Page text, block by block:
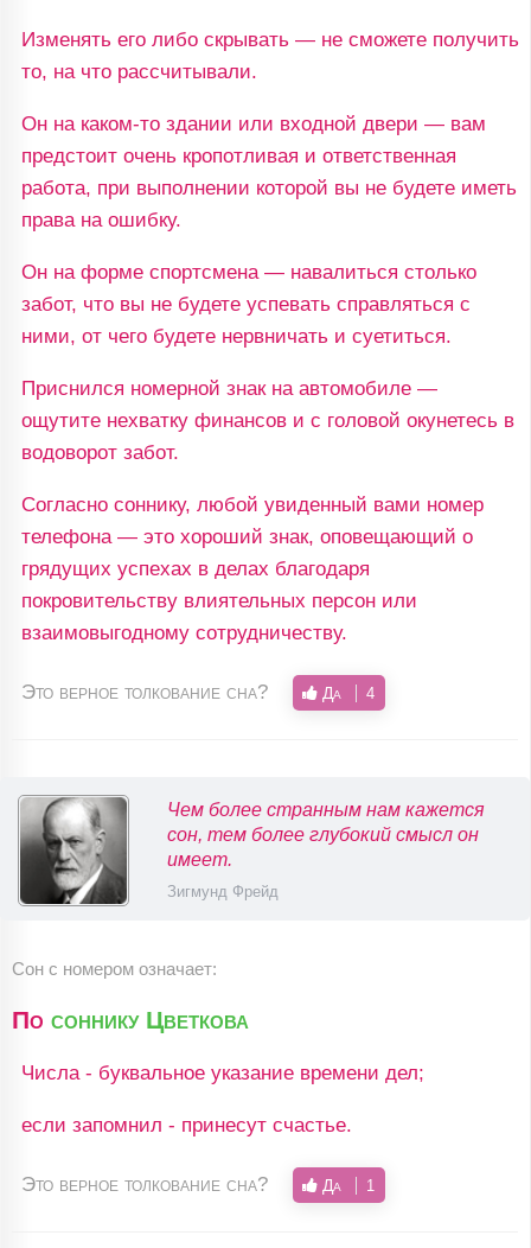
Изменять его либо скрывать — не сможете получить
то, на что рассчитывали.
Он на каком-то здании или входной двери — вам
предстоит очень кропотливая и ответственная
работа, при выполнении которой вы не будете иметь
права на ошибку.
Он на форме спортсмена — навалиться столько
забот, что вы не будете успевать справляться с
ними, от чего будете нервничать и суетиться.
Приснился номерной знак на автомобиле —
ощутите нехватку финансов и с головой окунетесь в
водоворот забот.
Согласно соннику, любой увиденный вами номер
телефона — это хороший знак, оповещающий о
грядущих успехах в делах благодаря
покровительству влиятельных персон или
взаимовыгодному сотрудничеству.
Это верное толкование сна? Да 4
Чем более странным нам кажется
сон, тем более глубокий смысл он
имеет.
Зигмунд Фрейд
Сон с номером означает:
По соннику Цветкова
Числа - буквальное указание времени дел;
если запомнил - принесут счастье.
Это верное толкование сна? Да 1